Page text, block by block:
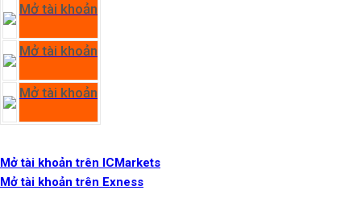
Mở tài khoản
Mở tài khoản
Mở tài khoản
Mở tài khoản trên ICMarkets
Mở tài khoản trên Exness